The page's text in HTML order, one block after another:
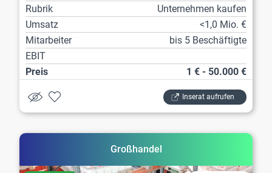
Rubrik
Unternehmen kaufen
Umsatz
<1,0 Mio. €
Mitarbeiter
bis 5 Beschäftigte
EBIT
Preis
1 € - 50.000 €
Inserat aufrufen
Großhandel